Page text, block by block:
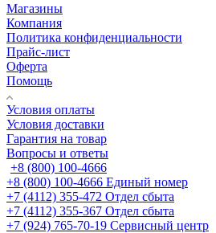
Магазины
Компания
Политика конфиденциальности
Прайс-лист
Оферта
Помощь
Условия оплаты
Условия доставки
Гарантия на товар
Вопросы и ответы
+8 (800) 100-4666
+8 (800) 100-4666 Единый номер
+7 (4112) 355-472 Отдел сбыта
+7 (4112) 355-367 Отдел сбыта
+7 (924) 765-70-19 Сервисный центр